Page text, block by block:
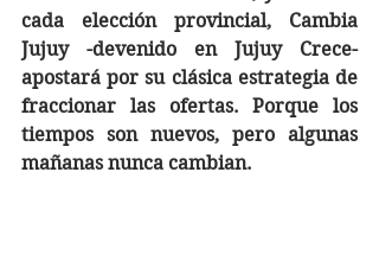
cada elección provincial, Cambia
Jujuy -devenido en Jujuy Crece-
apostará por su clásica estrategia de
fraccionar las ofertas. Porque los
tiempos son nuevos, pero algunas
mañanas nunca cambian.